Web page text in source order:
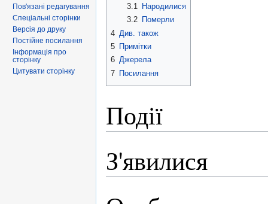
3.1
Народилися
3.2
Померли
4 Див. також
5 Примітки
6 Джерела
7 Посилання
Події
З'явилися
Пов'язані редагування
Спеціальні сторінки
Версія до друку
Постійне посилання
Інформація про
сторінку
Цитувати сторінку